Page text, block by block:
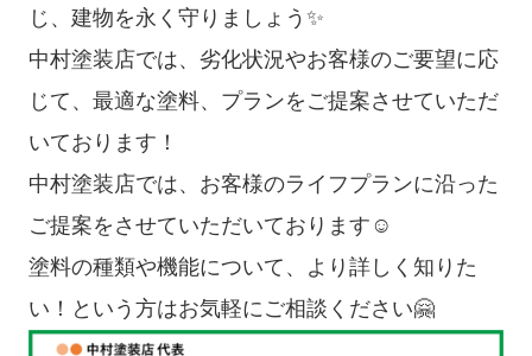
じ、建物を永く守りましょう✨
中村塗装店では、劣化状況やお客様のご要望に応
じて、最適な塗料、プランをご提案させていただ
いております！
中村塗装店では、お客様のライフプランに沿った
ご提案をさせていただいております☺
塗料の種類や機能について、より詳しく知りた
い！という方はお気軽にご相談ください🤗